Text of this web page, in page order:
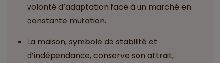
volonté d’adaptation face à un marché en
constante mutation.
La maison, symbole de stabilité et
d’indépendance, conserve son attrait,